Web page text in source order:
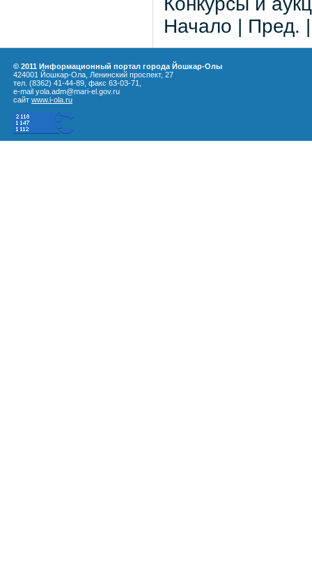
Начало | Пред.
© 2011 Информационный портал города Йошкар-Олы
424001 Йошкар-Ола, Ленинский проспект, 27
тел. (8362) 41-44-89, факс 63-03-71,
e-mail yola.adm@mari-el.gov.ru
сайт www.i-ola.ru